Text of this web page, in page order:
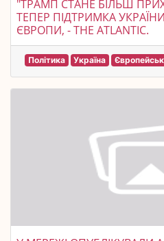
"ТРАМП СТАНЕ БІЛЬШ
ТЕПЕР ПІДТРИМКА
ЄВРОПИ, - THE ATLANTIC.
Політика Україна